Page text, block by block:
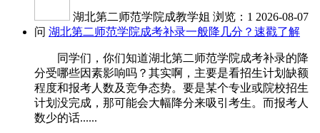
湖北第二师范学院成教学姐 浏览：1 2026-08-07
问 湖北第二师范学院成考补录一般降几分？速戳了解
同学们，你们知道湖北第二师范学院成考补录的降
分受哪些因素影响吗？其实啊，主要是看招生计划缺额
程度和报考人数及竞争态势。要是某个专业或院校招生
计划没完成，那可能会大幅降分来吸引考生。而报考人
数少的话......